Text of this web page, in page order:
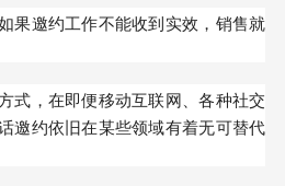
果邀约工作不能收到实效，销售就
式，在即便移动互联网、各种社交
邀约依旧在某些领域有着无可替代